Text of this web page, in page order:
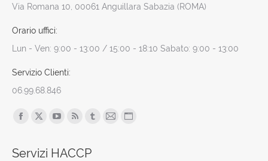
Via Romana 10, 00061 Anguillara Sabazia (ROMA)
Orario uffici:
Lun - Ven: 9:00 - 13:00 / 15:00 - 18:10 Sabato: 9:00 - 13:00
Servizio Clienti:
06.99.68.846
Find us on:
Facebook
opens
X
opensopensopens
TumblrMailSito
Servizi HACCP